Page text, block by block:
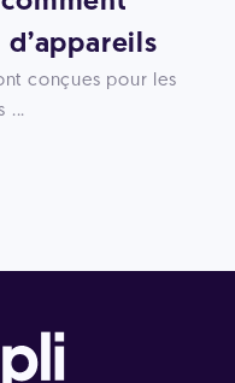
conçues pour les
...